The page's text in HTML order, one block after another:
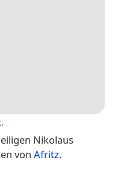
.
Nikolaus
von Afritz.